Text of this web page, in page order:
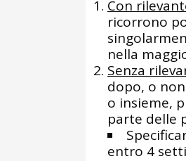
Con
ricorrono
nella
Senza
dopo, o
o insieme,
parte delle
entro 4